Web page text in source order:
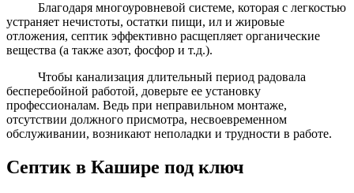
Благодаря многоуровневой системе, которая с легкостью
устраняет нечистоты, остатки пищи, ил и жировые
отложения, септик эффективно расщепляет органические
вещества (а также азот, фосфор и т.д.).
Чтобы канализация длительный период радовала
бесперебойной работой, доверьте ее установку
профессионалам. Ведь при неправильном монтаже,
отсутствии должного присмотра, несвоевременном
обслуживании, возникают неполадки и трудности в работе.
Септик в Кашире под ключ